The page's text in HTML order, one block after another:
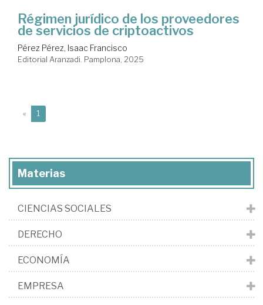
Régimen jurídico de los proveedores
de servicios de criptoactivos
Pérez Pérez, Isaac Francisco
Editorial Aranzadi. Pamplona, 2025
« 1
Materias
CIENCIAS SOCIALES
DERECHO
ECONOMÍA
EMPRESA